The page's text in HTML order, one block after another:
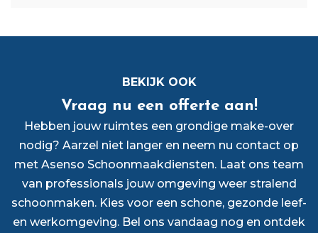
BEKIJK OOK
Vraag nu een offerte aan!
Hebben jouw ruimtes een grondige make-over
nodig? Aarzel niet langer en neem nu contact op
met Asenso Schoonmaakdiensten. Laat ons team
van professionals jouw omgeving weer stralend
schoonmaken. Kies voor een schone, gezonde leef-
en werkomgeving. Bel ons vandaag nog en ontdek